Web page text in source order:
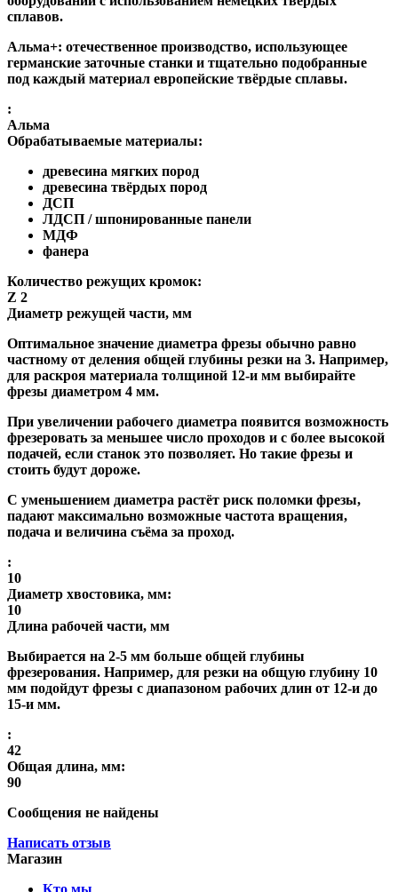
сплавов.
Альма+: отечественное производство, использующее
германские заточные станки и тщательно подобранные
под каждый материал европейские твёрдые сплавы.
:
Альма
Обрабатываемые материалы:
древесина мягких пород
древесина твёрдых пород
ДСП
ЛДСП / шпонированные панели
МДФ
фанера
Количество режущих кромок:
Z 2
Диаметр режущей части, мм
Оптимальное значение диаметра фрезы обычно равно
частному от деления общей глубины резки на 3. Например,
для раскроя материала толщиной 12-и мм выбирайте
фрезы диаметром 4 мм.
При увеличении рабочего диаметра появится возможность
фрезеровать за меньшее число проходов и с более высокой
подачей, если станок это позволяет. Но такие фрезы и
стоить будут дороже.
С уменьшением диаметра растёт риск поломки фрезы,
падают максимально возможные частота вращения,
подача и величина съёма за проход.
:
10
Диаметр хвостовика, мм:
10
Длина рабочей части, мм
Выбирается на 2-5 мм больше общей глубины
фрезерования. Например, для резки на общую глубину 10
мм подойдут фрезы с диапазоном рабочих длин от 12-и до
15-и мм.
:
42
Общая длина, мм:
90
Сообщения не найдены
Написать отзыв
Магазин
Кто мы